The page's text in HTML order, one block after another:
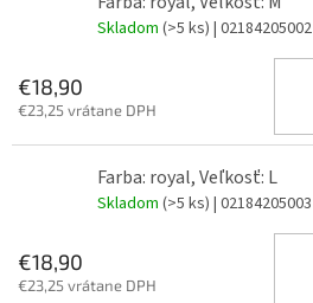
Skladom (>5 ks) | 02184205002
€18,90
€23,25 vrátane DPH
Farba: royal, Veľkosť: L
Skladom (>5 ks) | 02184205003
€18,90
€23,25 vrátane DPH